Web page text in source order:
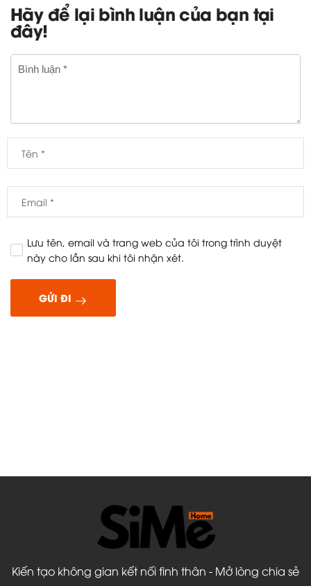
Hãy để lại bình luận của bạn tại
đây!
Lưu tên, email và trang web của tôi trong trình duyệt
này cho lần sau khi tôi nhận xét.
GỬI ĐI
Kiến tạo không gian kết nối tình thân - Mở lòng chia sẻ